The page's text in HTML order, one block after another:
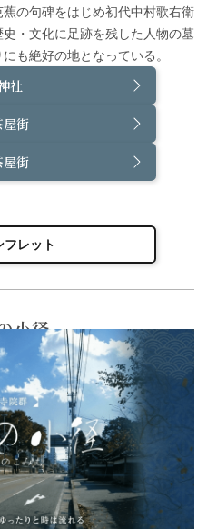
の句碑をはじめ初代中村歌右衛
・文化に足跡を残した人物の墓
も絶好の地となっている。
社
屋街
屋街
フレット
小径